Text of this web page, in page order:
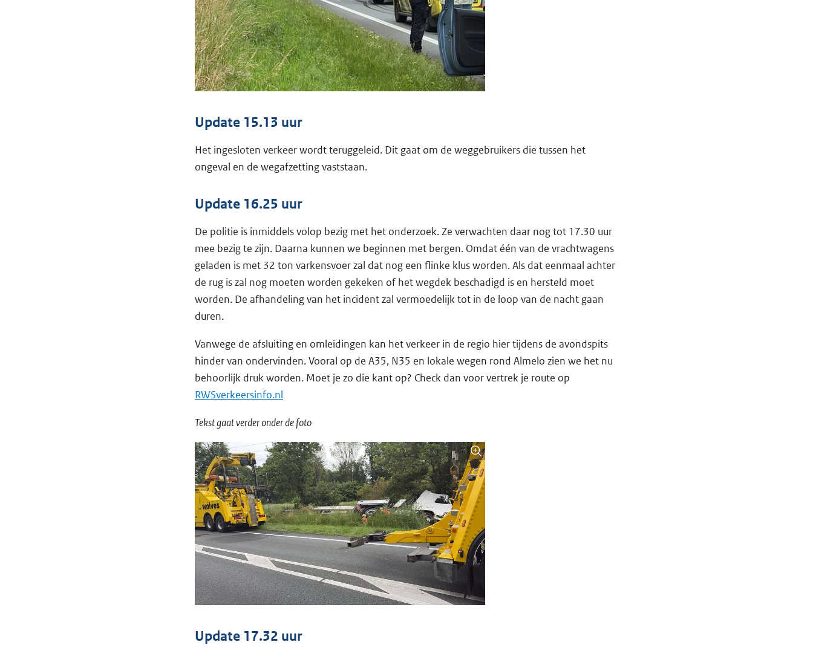
Update 15.13 uur
Het ingesloten verkeer wordt teruggeleid. Dit gaat om de weggebruikers die tussen het
ongeval en de wegafzetting vaststaan.
Update 16.25 uur
De politie is inmiddels volop bezig met het onderzoek. Ze verwachten daar nog tot 17.30 uur
mee bezig te zijn. Daarna kunnen we beginnen met bergen. Omdat één van de vrachtwagens
geladen is met 32 ton varkensvoer zal dat nog een flinke klus worden. Als dat eenmaal achter
de rug is zal nog moeten worden gekeken of het wegdek beschadigd is en hersteld moet
worden. De afhandeling van het incident zal vermoedelijk tot in de loop van de nacht gaan
duren.
Vanwege de afsluiting en omleidingen kan het verkeer in de regio hier tijdens de avondspits
hinder van ondervinden. Vooral op de A35, N35 en lokale wegen rond Almelo zien we het nu
behoorlijk druk worden. Moet je zo die kant op? Check dan voor vertrek je route op
RWSverkeersinfo.nl
Tekst gaat verder onder de foto
Update 17.32 uur